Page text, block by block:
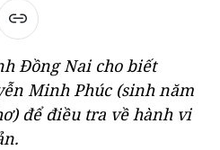
Đồng Nai cho biết
Minh Phúc (sinh năm
để điều tra về hành vi